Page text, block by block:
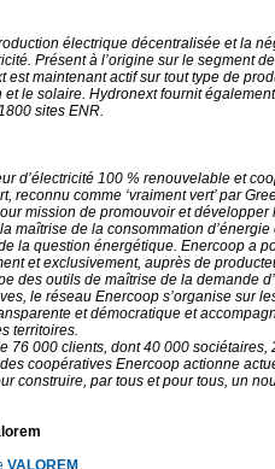
électrique décentralisée et la
Présent à l’origine sur le segment
est maintenant actif sur tout type de
et le solaire. Hydronext fournit
sites ENR.
d’électricité 100 % renouvelable et
reconnu comme ‘vraiment vert’ par
mission de promouvoir et développer
maîtrise de la consommation d’énergie
la question énergétique. Enercoop a
et exclusivement, auprès de
des outils de maîtrise de la demande
le réseau Enercoop s’organise sur
et démocratique et
territoires.
76 000 clients, dont 40 000 sociétaires,
coopératives Enercoop actionne
construire, par tous et pour tous, un
VALOREM